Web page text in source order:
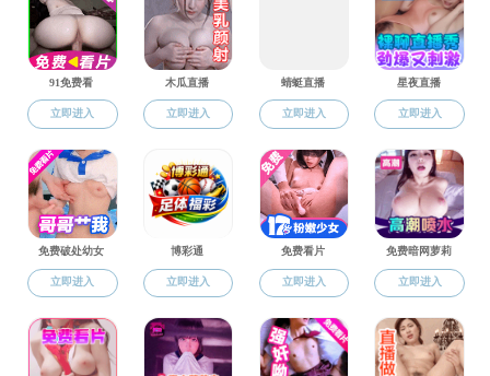
打飞机栏目
当前位置：打飞机 打飞机栏目 党政公告
打飞机 兼职辅导员拟录用公示
发布时间:2025-04-30 浏览次数: 目标站当前地址无法打开! 作者:
来源:打飞机 责任编辑: